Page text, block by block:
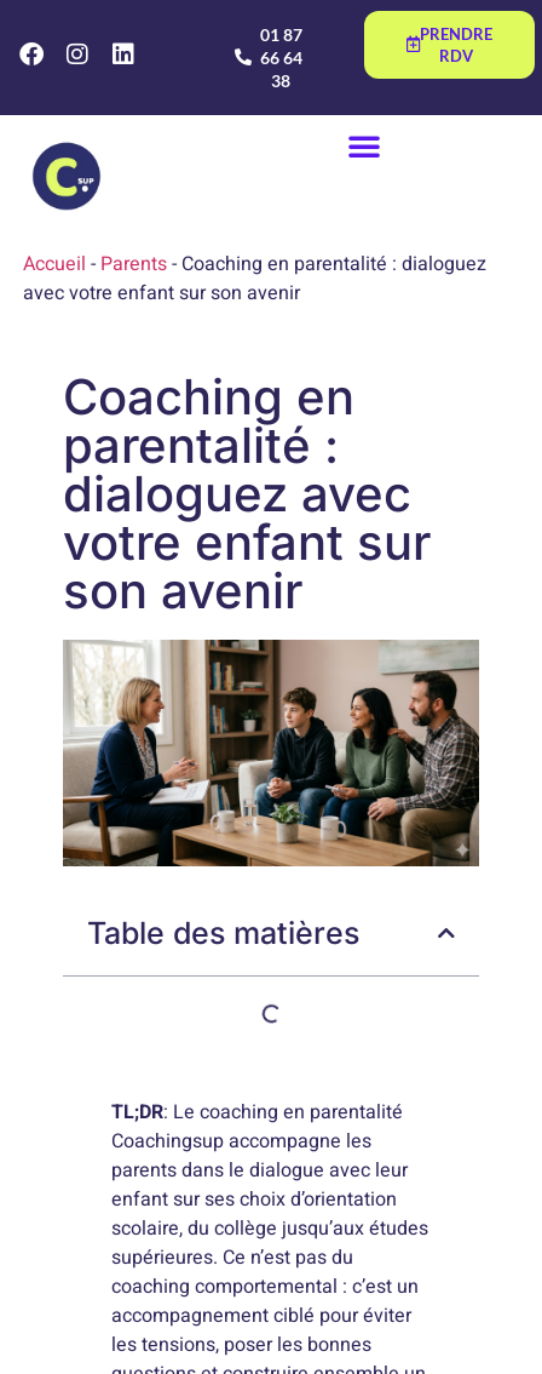
01 87
66 64
38
PRENDRE
RDV
Accueil - Parents- Coaching en parentalité : dialoguez
avec votre enfant sur son avenir
Coaching en
parentalité :
dialoguez avec
votre enfant sur
son avenir
Table des matières
TL;DR: Le coaching en parentalité
Coachingsup accompagne les
parents dans le dialogue avec leur
enfant sur ses choix d’orientation
scolaire, du collège jusqu’aux études
supérieures. Ce n’est pas du
coaching comportemental : c’est un
accompagnement ciblé pour éviter
les tensions, poser les bonnes